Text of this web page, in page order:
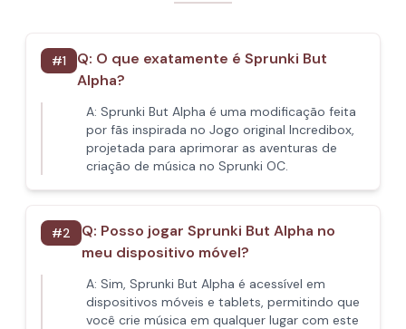
#1 Q: O que exatamente é Sprunki But
Alpha?
A: Sprunki But Alpha é uma modificação feita
por fãs inspirada no Jogo original Incredibox,
projetada para aprimorar as aventuras de
criação de música no Sprunki OC.
#2 Q: Posso jogar Sprunki But Alpha no
meu dispositivo móvel?
A: Sim, Sprunki But Alpha é acessível em
dispositivos móveis e tablets, permitindo que
você crie música em qualquer lugar com este